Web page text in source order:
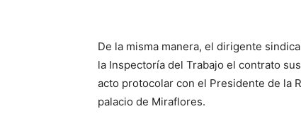
De la misma manera, el dirigente
la Inspectoría del Trabajo el contrato
acto protocolar con el Presidente de la
palacio de Miraflores.